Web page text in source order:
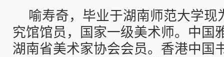
喻寿奇，毕业于湖南师范大学现
究馆馆员，国家一级美术师。中国
湖南省美术家协会会员。香港中国